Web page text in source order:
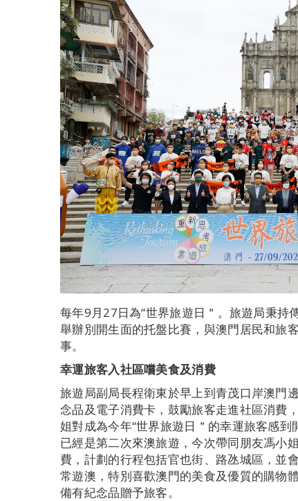
每年9月27日為“世界旅遊日＂。旅遊局秉持
舉辦別開生面的托盤比賽，與澳門居民和旅
事。
幸運旅客入社區嚐美食及消費
旅遊局副局長程衛東於早上到青茂口岸澳門
念品及電子消費卡，鼓勵旅客走進社區消費
姐對成為今年“世界旅遊日＂的幸運旅客感
已經是第二次來澳旅遊，今次帶同朋友馮小
費，計劃的行程包括官也街、路氹城區，並
常遊澳，特別喜歡澳門的美食及優質的購物
備有紀念品贈予旅客。